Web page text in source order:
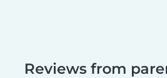
Reviews from